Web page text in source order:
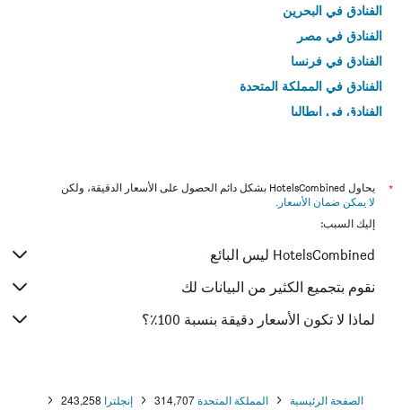
الفنادق في البحرين
الفنادق في مصر
الفنادق في فرنسا
الفنادق في المملكة المتحدة
الفنادق في إيطاليا
*
يحاول HotelsCombined بشكل دائم الحصول على الأسعار الدقيقة، ولكن
لا يمكن ضمان الأسعار .
إليك السبب:
HotelsCombined ليس البائع
نقوم بتجميع الكثير من البيانات لك
لماذا لا تكون الأسعار دقيقة بنسبة 100٪؟
الصفحة الرئيسية المملكة المتحدة 314,707 إنجلترا 243,258